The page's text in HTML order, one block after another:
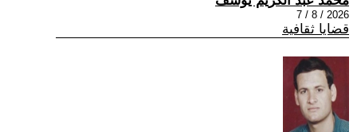
2026 / 8 / 7
قضايا ثقافية